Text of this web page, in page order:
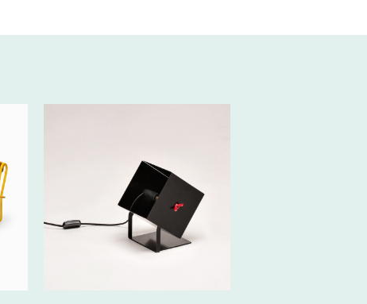
20€ HT/SEM.